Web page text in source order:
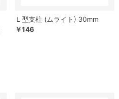
Ｌ型支柱 (ムライト) 30mm
￥146